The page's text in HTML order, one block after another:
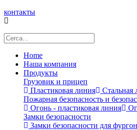
контакты
Home
Наша компания
Продукты
Грузовик и прицеп
Пластиковая линия
Стальная
Пожарная безопасность и
Огонь - пластиковая линия
Замки безопасности
Замки безопасности для